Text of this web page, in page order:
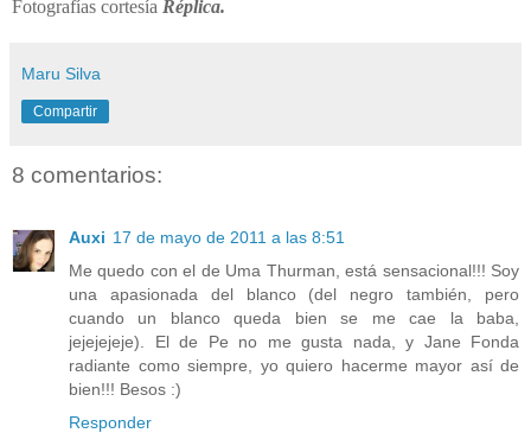
Fotografías cortesía Réplica.
Maru Silva
Compartir
8 comentarios:
Auxi 17 de mayo de 2011 a las 8:51
Me quedo con el de Uma Thurman, está sensacional!!! Soy
una apasionada del blanco (del negro también, pero
cuando un blanco queda bien se me cae la baba,
jejejejeje). El de Pe no me gusta nada, y Jane Fonda
radiante como siempre, yo quiero hacerme mayor así de
bien!!! Besos :)
Responder